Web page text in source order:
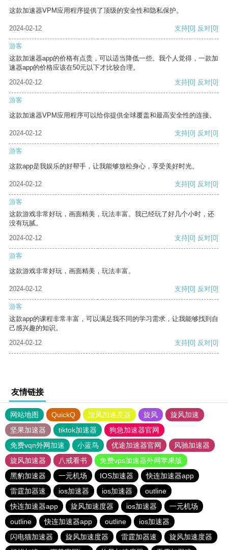
这款加速器VPM应用程序提供了顶级的安全性和隐私保护。
2024-02-12 支持[0] 反对[0]
游客
这款加速器app的价格有点贵，可以适当降低一些。我个人觉得，一款加
速器app的价格应该在50元以下才比较合理。
2024-02-12
支持[0] 反对[0]
游客
这款加速器VPM应用程序可以给你提供全球覆盖和最高安全性的连接。
2024-02-12 支持[0] 反对[0]
游客
这款app是我娱乐的好帮手，让我能够放松身心，享受美好时光。
2024-02-12 支持[0] 反对[0]
游客
这款游戏非常好玩，画面精美，玩法丰富。我已经玩了好几个小时，还
没有玩腻。
2024-02-12
支持[0] 反对[0]
游客
这款游戏非常好玩，画面精美，玩法丰富。
2024-02-12 支持[0] 反对[0]
游客
这款app的课程非常丰富，可以满足我不同的学习需求，让我能够找到自
己感兴趣的知识。
2024-02-12
支持[0] 反对[0]
友情链接
网站地图 QuickQ 旋风加速度器 旋风
旋风加速
坚果加速器
tiktok加速器
狗急加速器官网
免费vqn外网加速
小蓝鸟 优途加速器官网
风驰加速器
旋风加速器
八戒看书
免费vps加速器外网苹果版
黑豹加速器
一元机场 IOS加速器
快连加速器app
雷霆加器速
ios加速器 ios加速器
outline
快连加速器app
旋风加速度器 ios加速器
一元机场
outline
快连加速器app outline
ios加速器
闪电猫加速器
旋风加速度器 雷霆加器速
旋风加速度器